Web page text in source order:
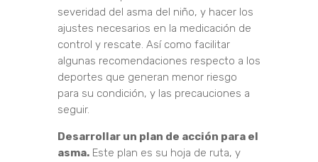
severidad del asma del niño, y hacer los
ajustes necesarios en la medicación de
control y rescate. Así como facilitar
algunas recomendaciones respecto a los
deportes que generan menor riesgo
para su condición, y las precauciones a
seguir.
Desarrollar un plan de acción para el
asma.Este plan es su hoja de ruta, y